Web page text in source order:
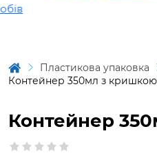
Пластикова упаковка
Контейнер 350мл з кришкою
Контейнер